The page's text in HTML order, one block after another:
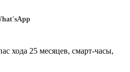
хода 25 месяцев, смарт-часы,